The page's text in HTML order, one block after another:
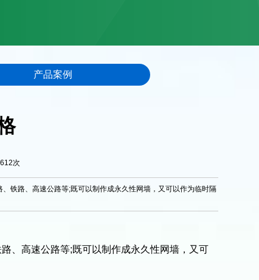
产品案例
612次
铁路、高速公路等;既可以制作成永久性网墙，又可以作为临时隔
、高速公路等;既可以制作成永久性网墙，又可